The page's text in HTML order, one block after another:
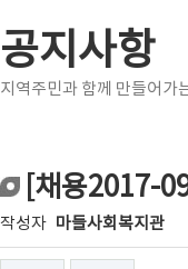
공지사항
지역주민과 함께 만들어가
[채용2017-
작성자 마들사회복지관